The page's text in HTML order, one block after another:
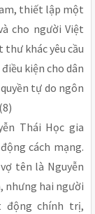
thiết lập một
cho người Việt
khác yêu cầu
kiện cho dân
tự do ngôn
Thái Học gia
cách mạng.
tên là Nguyễn
nhưng hai người
động chính trị,